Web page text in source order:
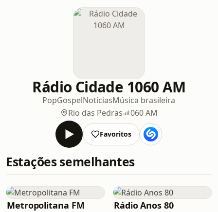
Rádio Cidade 1060 AM
PopGospelNotíciasMúsica brasileira
Rio das Pedras
060 AM
Favoritos
Estações semelhantes
Metropolitana FM Rádio Anos 80